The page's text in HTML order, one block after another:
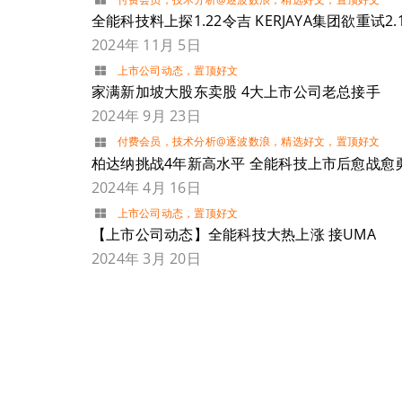
全能科技料上探1.22令吉 KERJAYA集团欲重试
2024年 11月 5日
上市公司动态 ，置顶好文
家满新加坡大股东卖股 4大上市公司老总接手
2024年 9月 23日
付费会员 ， 技术分析@逐波数浪 ，精选好文 ， 置顶好文
柏达纳挑战4年新高水平 全能科技上市后愈战愈
2024年 4月 16日
上市公司动态 ，置顶好文
【上市公司动态】全能科技大热上涨 接UMA
2024年 3月 20日